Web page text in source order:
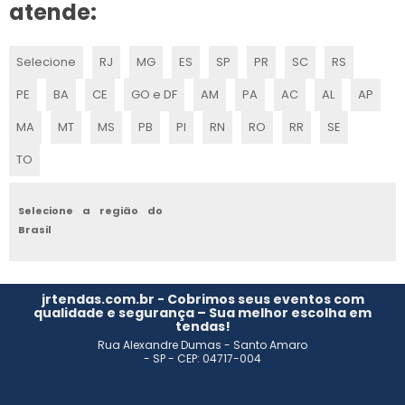
CENOGRAFIA SÃO PAULO
CENOGRAFIA EVENTOS
CENOGRAFIA DE TEATRO
CENOGRAFIA STANDS
CENOGRAFIA PARA EVENTOS
VALOR DE CENOGRAFIA CORPORATIVA
atende:
Selecione RJ MG ES SP PR SC
RS
PE
BA CE GO e DF AM PA AC AL
AP
MA
MT MS PB PI RN RO RR
SE
TO
Selecione a região do
Brasil
jrtendas.com.br - Cobrimos seus eventos com
qualidade e segurança – Sua melhor escolha em
tendas!
Rua Alexandre Dumas - Santo Amaro
- SP - CEP: 04717-004